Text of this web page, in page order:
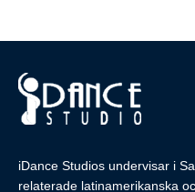
iDance Studios undervisar i
relaterade latinamerikanska